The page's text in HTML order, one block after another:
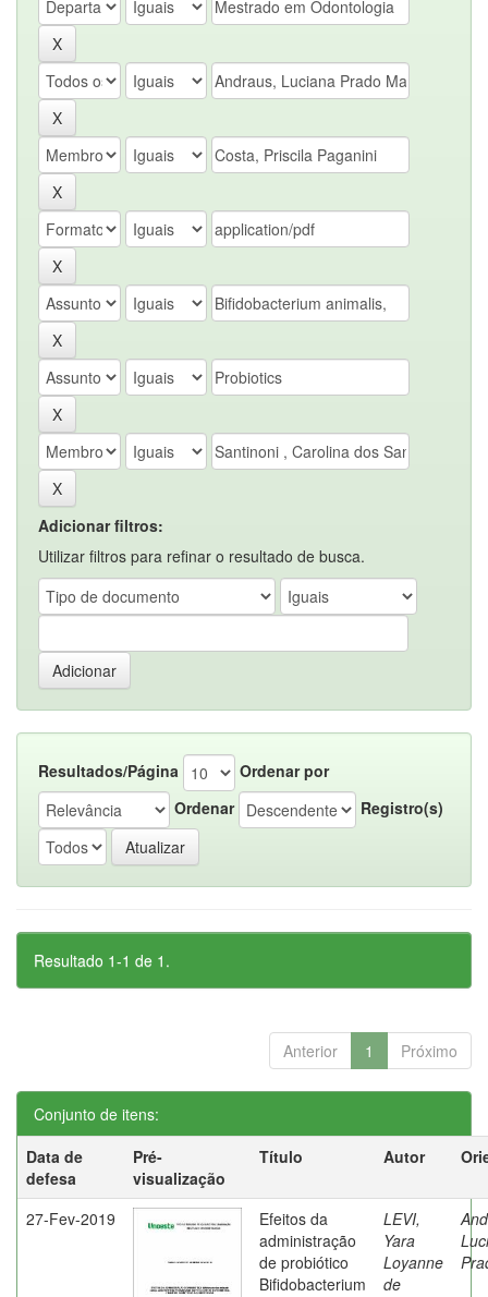
Adicionar filtros:
Utilizar filtros para refinar o resultado de busca.
Resultados/Página
Ordenar por
Ordenar
Registro(s)
Resultado 1-1 de 1.
Anterior 1 Próximo
Conjunto de itens:
Data de
defesa
Pré-
visualização
Título Autor
27-Fev-2019
Efeitos da
administração
de probiótico
Bifidobacterium
LEVI,
Yara
Loyanne
de